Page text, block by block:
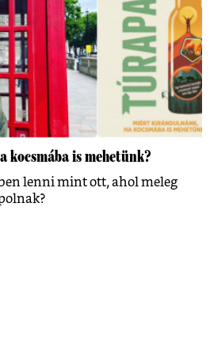
is mehetünk?
lenni mint ott, ahol meleg